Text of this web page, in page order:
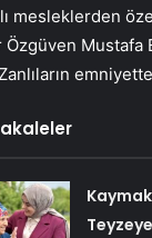
mesleklerden
Mustafa
Zanlıların